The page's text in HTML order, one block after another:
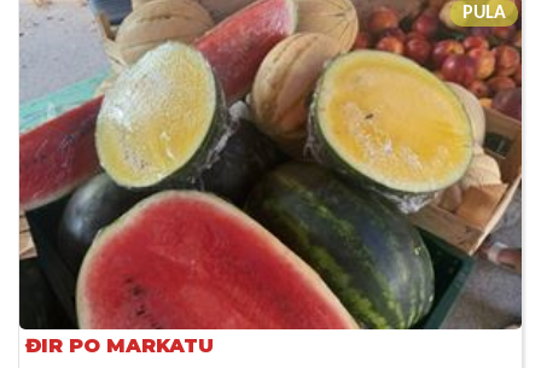
PULA
ĐIR PO MARKATU